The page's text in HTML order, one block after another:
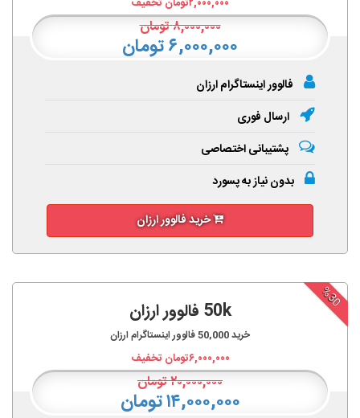
۲,۰۰۰,۰۰۰تومان تخفیف
۸,۰۰۰,۰۰۰تومان
۶,۰۰۰,۰۰۰ تومان
فالوور اینستاگرام ارزان
ارسال فوری
پشتیبانی اختصاصی
بدون نیاز به پسورد
خرید فالوور ارزان
%30
50k فالوور ارزان
خرید50,000فالوور اینستاگرام ارزان
۶,۰۰۰,۰۰۰تومان تخفیف
۲۰,۰۰۰,۰۰۰تومان
۱۴,۰۰۰,۰۰۰ تومان